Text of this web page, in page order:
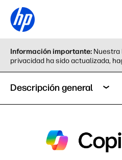
Información importante: Nuestra
privacidad ha sido actualizada,
Descripción general